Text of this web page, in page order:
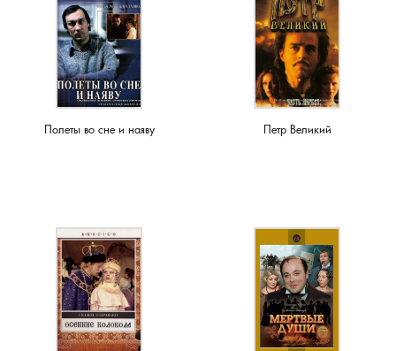
Полеты во сне и наяву Петр Великий
Лубенкино, деревня
Лубенцы, деревня
Лужки, деревня
Малое Урсово болото, посёлок
Марьинка, деревня
Машки, деревня